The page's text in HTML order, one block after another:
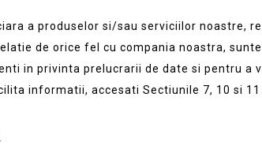
a produselor si/sau serviciilor noastre,
de orice fel cu compania noastra,
in privinta prelucrarii de date si pentru a
informatii, accesati Sectiunile 7, 10 si 11